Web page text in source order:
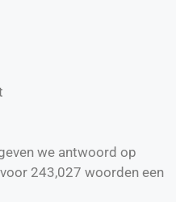
we antwoord op
243,027 woorden een